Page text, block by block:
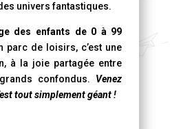
univers fantastiques.
des enfants de 0 à 99
parc de loisirs, c’est une
à la joie partagée entre
confondus. Venez
tout simplement géant !